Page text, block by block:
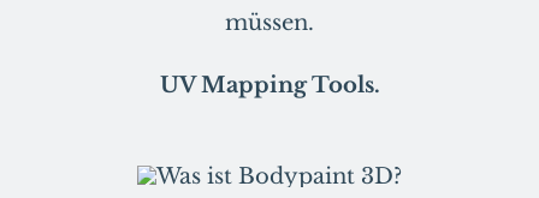
müssen.
UV Mapping Tools.